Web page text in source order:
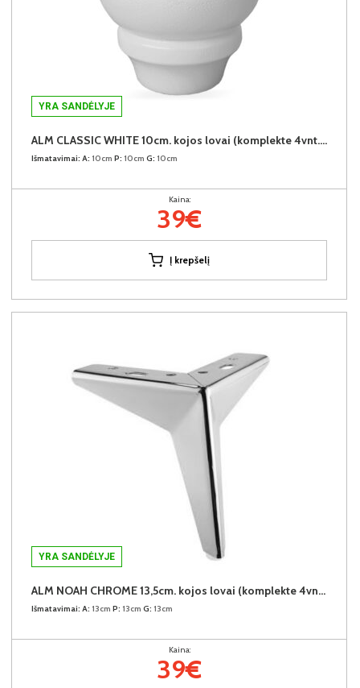
YRA SANDĖLYJE
ALM CLASSIC WHITE 10cm. kojos lovai (komplekte 4vnt.) +39€
Išmatavimai: A: 10cm P: 10cm G: 10cm
Kaina:
39€
Į krepšelį
YRA SANDĖLYJE
ALM NOAH CHROME 13,5cm. kojos lovai (komplekte 4vnt.) +39€
Išmatavimai: A: 13cm P: 13cm G: 13cm
Kaina:
39€